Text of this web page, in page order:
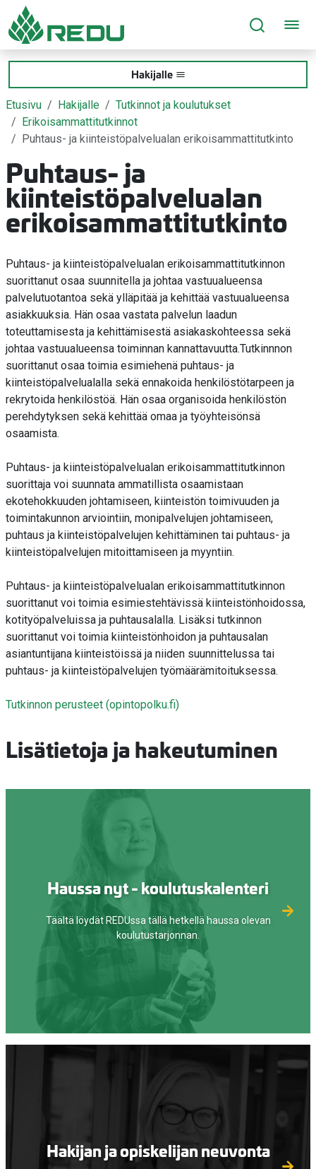
Siirry sivusisältöön
Hakijalle
Etusivu Hakijalle
Tutkinnot ja koulutukset
Erikoisammattitutkinnot
Puhtaus- ja kiinteistöpalvelualan erikoisammattitutkinto
Puhtaus- ja
kiinteistöpalvelualan
erikoisammattitutkinto
Puhtaus- ja kiinteistöpalvelualan erikoisammattitutkinnon
suorittanut osaa suunnitella ja johtaa vastuualueensa
palvelutuotantoa sekä ylläpitää ja kehittää vastuualueensa
asiakkuuksia. Hän osaa vastata palvelun laadun
toteuttamisesta ja kehittämisestä asiakaskohteessa sekä
johtaa vastuualueensa toiminnan kannattavuutta.Tutkinnnon
suorittanut osaa toimia esimiehenä puhtaus- ja
kiinteistöpalvelualalla sekä ennakoida henkilöstötarpeen ja
rekrytoida henkilöstöä. Hän osaa organisoida henkilöstön
perehdytyksen sekä kehittää omaa ja työyhteisönsä
osaamista.
Puhtaus- ja kiinteistöpalvelualan erikoisammattitutkinnon
suorittaja voi suunnata ammatillista osaamistaan
ekotehokkuuden johtamiseen, kiinteistön toimivuuden ja
toimintakunnon arviointiin, monipalvelujen johtamiseen,
puhtaus ja kiinteistöpalvelujen kehittäminen tai puhtaus- ja
kiinteistöpalvelujen mitoittamiseen ja myyntiin.
Puhtaus- ja kiinteistöpalvelualan erikoisammattitutkinnon
suorittanut voi toimia esimiestehtävissä kiinteistönhoidossa,
kotityöpalveluissa ja puhtausalalla. Lisäksi tutkinnon
suorittanut voi toimia kiinteistönhoidon ja puhtausalan
asiantuntijana kiinteistöissä ja niiden suunnittelussa tai
puhtaus- ja kiinteistöpalvelujen työmäärämitoituksessa.
Tutkinnon perusteet (opintopolku.fi)
Lisätietoja ja hakeutuminen
Haussa nyt - koulutuskalenteri
Täältä löydät REDUssa tällä hetkellä haussa olevan
koulutustarjonnan.
Hakijan ja opiskelijan neuvonta